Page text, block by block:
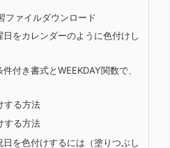
ァイルダウンロード
日をカレンダーのように色付けし
付き書式とWEEKDAY関数で、
する方法
する方法
日を色付けするには（塗りつぶし